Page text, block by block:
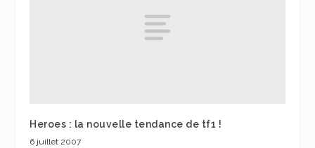
Heroes : la nouvelle tendance de tf1 !
6 juillet 2007